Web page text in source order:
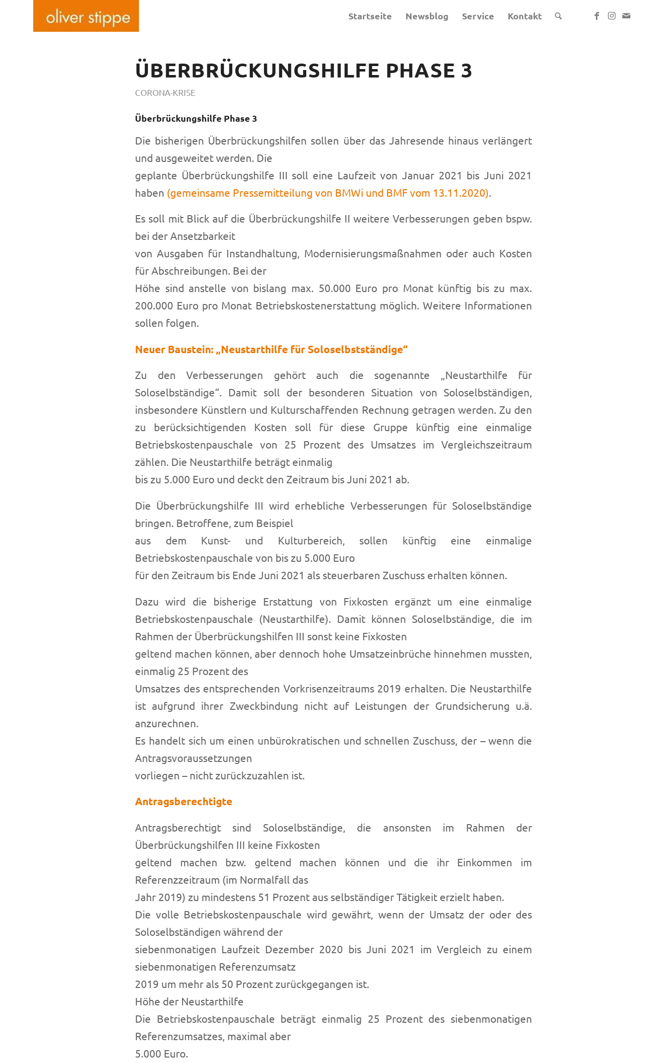
Startseite Newsblog Service Kontakt
ÜBERBRÜCKUNGSHILFE PHASE 3
CORONA-KRISE
Überbrückungshilfe Phase 3
Die bisherigen Überbrückungshilfen sollen über das Jahresende hinaus verlängert
und ausgeweitet werden. Die
geplante Überbrückungshilfe III soll eine Laufzeit von Januar 2021 bis Juni 2021
haben (gemeinsame Pressemitteilung von BMWi und BMF vom 13.11.2020).
Es soll mit Blick auf die Überbrückungshilfe II weitere Verbesserungen geben bspw.
bei der Ansetzbarkeit
von Ausgaben für Instandhaltung, Modernisierungsmaßnahmen oder auch Kosten
für Abschreibungen. Bei der
Höhe sind anstelle von bislang max. 50.000 Euro pro Monat künftig bis zu max.
200.000 Euro pro Monat Betriebskostenerstattung möglich. Weitere Informationen
sollen folgen.
Neuer Baustein: „Neustarthilfe für Soloselbstständige“
Zu den Verbesserungen gehört auch die sogenannte „Neustarthilfe für
Soloselbständige“. Damit soll der besonderen Situation von Soloselbständigen,
insbesondere Künstlern und Kulturschaffenden Rechnung getragen werden. Zu den
zu berücksichtigenden Kosten soll für diese Gruppe künftig eine einmalige
Betriebskostenpauschale von 25 Prozent des Umsatzes im Vergleichszeitraum
zählen. Die Neustarthilfe beträgt einmalig
bis zu 5.000 Euro und deckt den Zeitraum bis Juni 2021 ab.
Die Überbrückungshilfe III wird erhebliche Verbesserungen für Soloselbständige
bringen. Betroffene, zum Beispiel
aus dem Kunst- und Kulturbereich, sollen künftig eine einmalige
Betriebskostenpauschale von bis zu 5.000 Euro
für den Zeitraum bis Ende Juni 2021 als steuerbaren Zuschuss erhalten können.
Dazu wird die bisherige Erstattung von Fixkosten ergänzt um eine einmalige
Betriebskostenpauschale (Neustarthilfe). Damit können Soloselbständige, die im
Rahmen der Überbrückungshilfen III sonst keine Fixkosten
geltend machen können, aber dennoch hohe Umsatzeinbrüche hinnehmen mussten,
einmalig 25 Prozent des
Umsatzes des entsprechenden Vorkrisenzeitraums 2019 erhalten. Die Neustarthilfe
ist aufgrund ihrer Zweckbindung nicht auf Leistungen der Grundsicherung u.ä.
anzurechnen.
Es handelt sich um einen unbürokratischen und schnellen Zuschuss, der – wenn die
Antragsvoraussetzungen
vorliegen – nicht zurückzuzahlen ist.
Antragsberechtigte
Antragsberechtigt sind Soloselbständige, die ansonsten im Rahmen der
Überbrückungshilfen III keine Fixkosten
geltend machen bzw. geltend machen können und die ihr Einkommen im
Referenzzeitraum (im Normalfall das
Jahr 2019) zu mindestens 51 Prozent aus selbständiger Tätigkeit erzielt haben.
Die volle Betriebskostenpauschale wird gewährt, wenn der Umsatz der oder des
Soloselbständigen während der
siebenmonatigen Laufzeit Dezember 2020 bis Juni 2021 im Vergleich zu einem
siebenmonatigen Referenzumsatz
2019 um mehr als 50 Prozent zurückgegangen ist.
Höhe der Neustarthilfe
Die Betriebskostenpauschale beträgt einmalig 25 Prozent des siebenmonatigen
Referenzumsatzes, maximal aber
5.000 Euro.